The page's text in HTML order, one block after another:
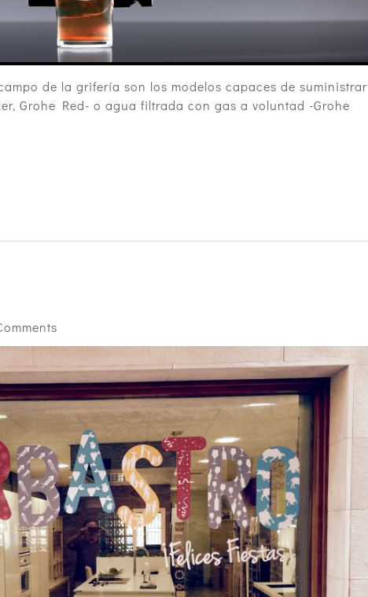
de la grifería son los modelos capaces de suministrar
Grohe Red- o agua filtrada con gas a voluntad -Grohe